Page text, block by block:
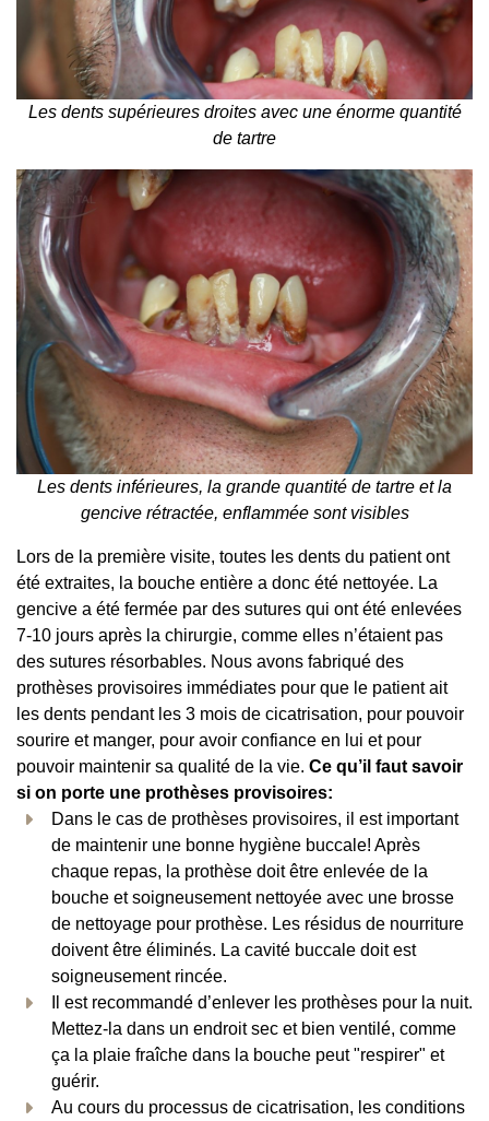
Les dents supérieures droites avec une énorme quantité
de tartre
Les dents inférieures, la grande quantité de tartre et la
gencive rétractée, enflammée sont visibles
Lors de la première visite, toutes les dents du patient ont
été extraites, la bouche entière a donc été nettoyée. La
gencive a été fermée par des sutures qui ont été enlevées
7-10 jours après la chirurgie, comme elles n’étaient pas
des sutures résorbables. Nous avons fabriqué des
prothèses provisoires immédiates pour que le patient ait
les dents pendant les 3 mois de cicatrisation, pour pouvoir
sourire et manger, pour avoir confiance en lui et pour
pouvoir maintenir sa qualité de la vie. Ce qu’il faut savoir
si on porte une prothèses provisoires:
Dans le cas de prothèses provisoires, il est important
de maintenir une bonne hygiène buccale! Après
chaque repas, la prothèse doit être enlevée de la
bouche et soigneusement nettoyée avec une brosse
de nettoyage pour prothèse. Les résidus de nourriture
doivent être éliminés. La cavité buccale doit est
soigneusement rincée.
Il est recommandé d’enlever les prothèses pour la nuit.
Mettez-la dans un endroit sec et bien ventilé, comme
ça la plaie fraîche dans la bouche peut "respirer" et
guérir.
Au cours du processus de cicatrisation, les conditions